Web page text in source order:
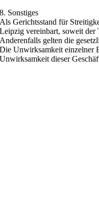
8. Sonstiges
Als Gerichtsstand für
Leipzig vereinbart, soweit der
Anderenfalls gelten die
Die Unwirksamkeit einzelner
Unwirksamkeit dieser